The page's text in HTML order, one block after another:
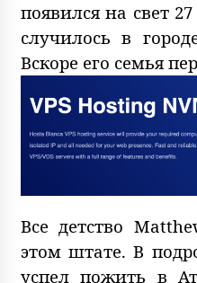
появился на свет
случилось в
Вскоре его семья
Все детство
этом штате. В
успел пожить в